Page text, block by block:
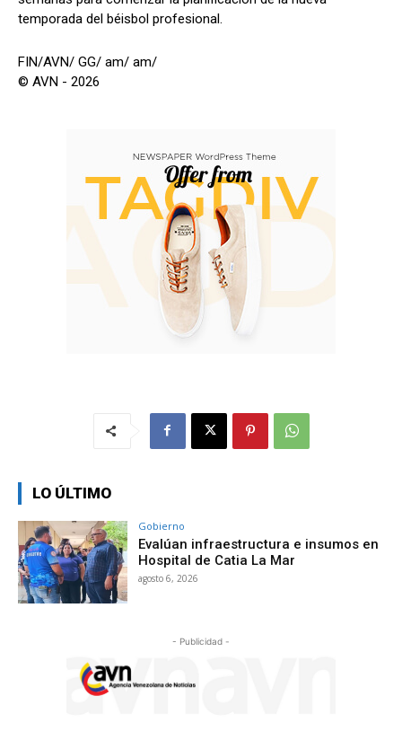
temporada del béisbol profesional.
FIN/AVN/ GG/ am/ am/
© AVN - 2026
LO ÚLTIMO
Gobierno
Evalúan infraestructura e insumos en
Hospital de Catia La Mar
agosto 6, 2026
- Publicidad -